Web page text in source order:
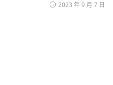
2023 年 9 月 7 日